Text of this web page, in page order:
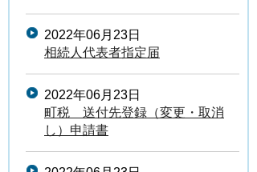
2022年06月23日
相続人代表者指定届
2022年06月23日
町税 送付先登録（変更・取消
し）申請書